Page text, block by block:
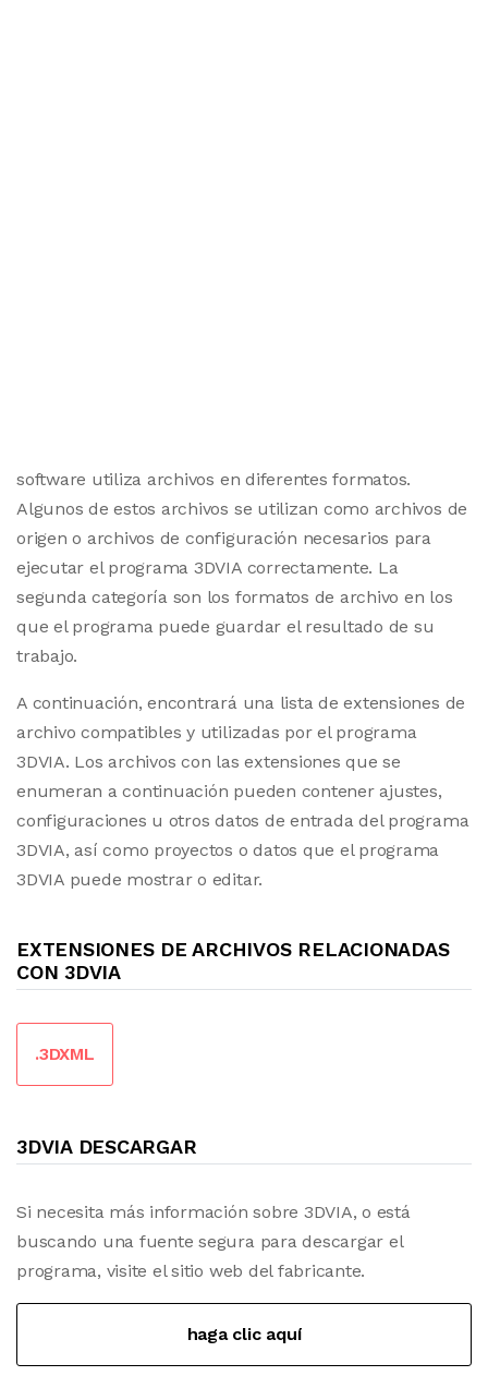
software utiliza archivos en diferentes formatos.
Algunos de estos archivos se utilizan como archivos de
origen o archivos de configuración necesarios para
ejecutar el programa 3DVIA correctamente. La
segunda categoría son los formatos de archivo en los
que el programa puede guardar el resultado de su
trabajo.
A continuación, encontrará una lista de extensiones de
archivo compatibles y utilizadas por el programa
3DVIA. Los archivos con las extensiones que se
enumeran a continuación pueden contener ajustes,
configuraciones u otros datos de entrada del programa
3DVIA, así como proyectos o datos que el programa
3DVIA puede mostrar o editar.
EXTENSIONES DE ARCHIVOS RELACIONADAS
CON 3DVIA
.3DXML
3DVIA DESCARGAR
Si necesita más información sobre 3DVIA, o está
buscando una fuente segura para descargar el
programa, visite el sitio web del fabricante.
haga clic aquí